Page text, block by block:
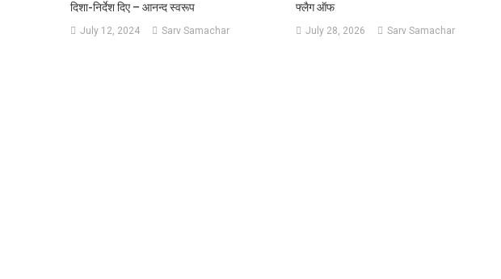
दिशा-निर्देश दिए – आनन्द स्वरूप
July 12, 2024 Sarv Samachar
फ्लैग ऑफ
July 28, 2026 Sarv Samachar